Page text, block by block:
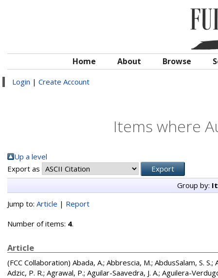
Home About Browse
Login | Create Account
Items where
Up a level
Export as
Group by:
Jump to: Article | Report
Number of items: 4.
Article
(FCC Collaboration) Abada, A.; Abbrescia, M.; AbdusSalam, S. S.;
Adzic, P. R.; Agrawal, P.; Aguilar-Saavedra, J. A.; Aguilera-